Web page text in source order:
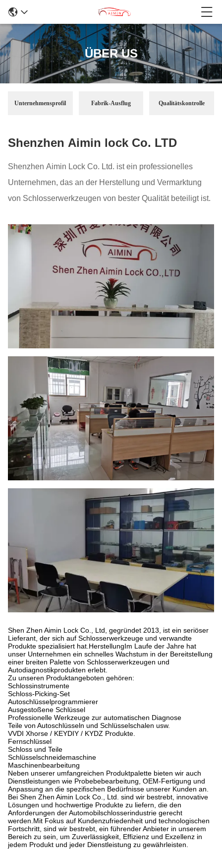
ÜBER US
Unternehmensprofil Fabrik-Ausflug Qualitätskontrolle
Shenzhen Aimin lock Co. LTD
Shenzhen Aimin Lock Co. Ltd. ist ein professionelles
Unternehmen, das an der Herstellung und Vermarktung
von Schlosserwerkzeugen von bester Qualität beteiligt ist.
Shen Zhen Aimin Lock Co., Ltd, gegründet 2013, ist ein seriöser
Lieferant, der sich auf Schlosserwerkzeuge und verwandte
Produkte spezialisiert hat.HerstellungIm Laufe der Jahre hat
unser Unternehmen ein schnelles Wachstum in der Bereitstellung
einer breiten Palette von Schlosserwerkzeugen und
Autodiagnostikprodukten erlebt.
Zu unseren Produktangeboten gehören:
Schlossinstrumente
Schloss-Picking-Set
Autoschlüsselprogrammierer
Ausgestoßene Schlüssel
Professionelle Werkzeuge zur automatischen Diagnose
Teile von Autoschlüsseln und Schlüsselschalen usw.
VVDI Xhorse / KEYDIY / KYDZ Produkte.
Fernschlüssel
Schloss und Teile
Schlüsselschneidemaschine
Maschinenbearbeitung
Neben unserer umfangreichen Produktpalette bieten wir auch
Dienstleistungen wie Probebebearbeitung, OEM-Fertigung und
Anpassung an die spezifischen Bedürfnisse unserer Kunden an.
Bei Shen Zhen Aimin Lock Co., Ltd. sind wir bestrebt, innovative
Lösungen und hochwertige Produkte zu liefern, die den
Anforderungen der Automobilschlosserindustrie gerecht
werden.Mit Fokus auf Kundenzufriedenheit und technologischen
Fortschritt, sind wir bestrebt, ein führender Anbieter in unserem
Bereich zu sein, um Zuverlässigkeit, Effizienz und Exzellenz in
jedem Produkt und jeder Dienstleistung zu gewährleisten.